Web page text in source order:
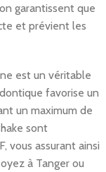
garantissent que
et prévient les
est un véritable
favorise un
un maximum de
sont
vous assurant ainsi
à Tanger ou